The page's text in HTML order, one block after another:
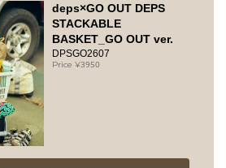
deps×GO OUT DEPS
STACKABLE
BASKET_GO OUT ver.
DPSGO2607
3950